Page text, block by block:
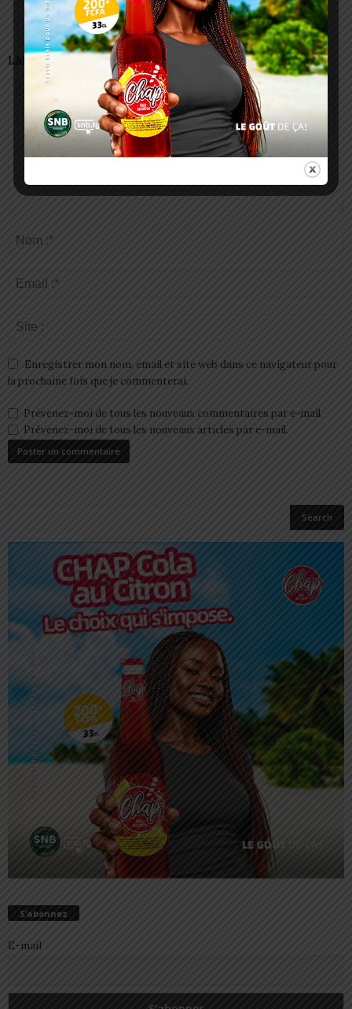
LAISSER UN COMMENTAIRE
Enregistrer mon nom, email et site web dans ce navigateur pour
la prochaine fois que je commenterai.
Prévenez-moi de tous les nouveaux commentaires par e-mail.
Prévenez-moi de tous les nouveaux articles par e-mail.
S’abonnez
E-mail